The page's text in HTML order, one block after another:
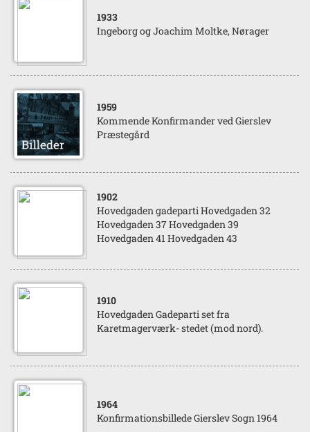
1933
Ingeborg og Joachim Moltke, Nørager
1959
Kommende Konfirmander ved Gierslev
Præstegård
1902
Hovedgaden gadeparti Hovedgaden 32
Hovedgaden 37 Hovedgaden 39
Hovedgaden 41 Hovedgaden 43
1910
Hovedgaden Gadeparti set fra
Karetmagerværk- stedet (mod nord).
1964
Konfirmationsbillede Gierslev Sogn 1964